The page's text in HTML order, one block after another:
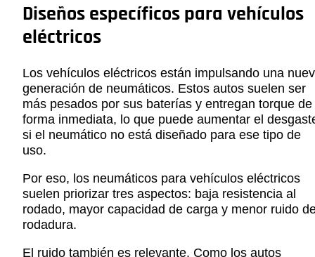
Diseños específicos para vehículos
eléctricos
Los vehículos eléctricos están impulsando una
generación de neumáticos. Estos autos suelen ser
más pesados por sus baterías y entregan torque de
forma inmediata, lo que puede aumentar el
si el neumático no está diseñado para ese tipo de
uso.
Por eso, los neumáticos para vehículos eléctricos
suelen priorizar tres aspectos: baja resistencia al
rodado, mayor capacidad de carga y menor ruido
rodadura.
El ruido también es relevante. Como los autos